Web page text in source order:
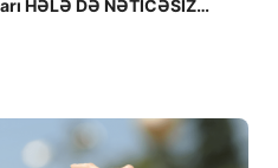
HƏLƏ DƏ NƏTİCƏSİZ